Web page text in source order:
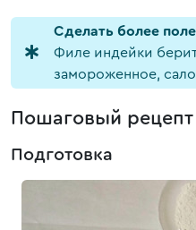
Cделать более
Филе индейки
замороженное,
Пошаговый рецепт
Подготовка